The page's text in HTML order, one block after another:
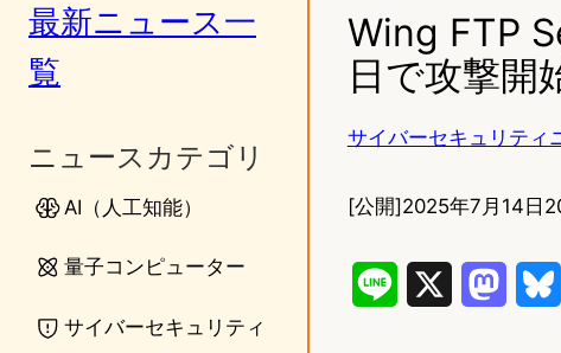
最新ニュース一
覧
ニュースカテゴリ
AI（人工知能）
量子コンピューター
サイバーセキュリティ
Wing FTP
日で攻撃開
サイバーセキュリティ
[公開]2025年7月14日